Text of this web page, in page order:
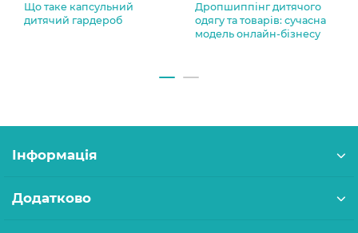
Що таке капсульний
дитячий гардероб
Дропшиппінг дитячого
одягу та товарів: сучасна
модель онлайн-бізнесу
Інформація
Додатково